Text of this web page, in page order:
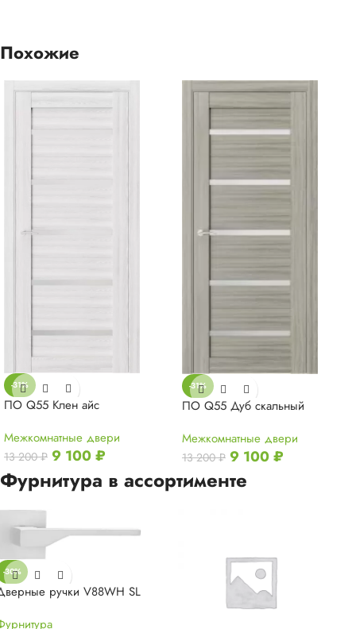
Похожие
-31%
ПО Q55 Клен айс
Межкомнатные двери
13 200₽ 9 100₽
-31%
ПО Q55 Дуб скальный
Межкомнатные двери
13 200₽ 9 100₽
Фурнитура в ассортименте
-30%
ручки V88WH SL